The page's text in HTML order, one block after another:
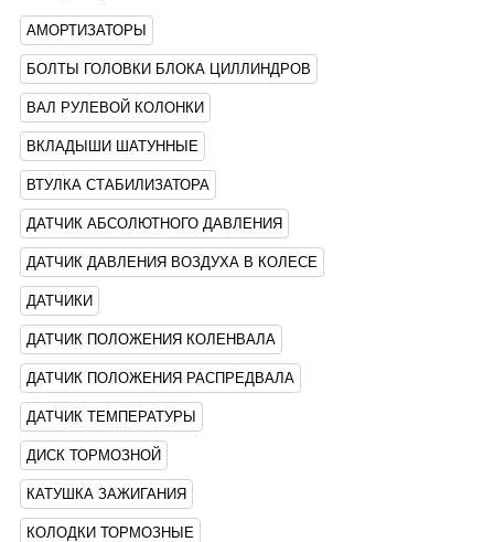
АМОРТИЗАТОРЫ
БОЛТЫ ГОЛОВКИ БЛОКА ЦИЛЛИНДРОВ
ВАЛ РУЛЕВОЙ КОЛОНКИ
ВКЛАДЫШИ ШАТУННЫЕ
ВТУЛКА СТАБИЛИЗАТОРА
ДАТЧИК АБСОЛЮТНОГО ДАВЛЕНИЯ
ДАТЧИК ДАВЛЕНИЯ ВОЗДУХА В КОЛЕСЕ
ДАТЧИКИ
ДАТЧИК ПОЛОЖЕНИЯ КОЛЕНВАЛА
ДАТЧИК ПОЛОЖЕНИЯ РАСПРЕДВАЛА
ДАТЧИК ТЕМПЕРАТУРЫ
ДИСК ТОРМОЗНОЙ
КАТУШКА ЗАЖИГАНИЯ
КОЛОДКИ ТОРМОЗНЫЕ